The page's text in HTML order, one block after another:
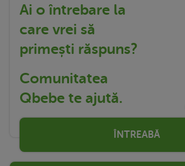
Ai o întrebare la
care vrei să
primești răspuns?
Comunitatea
Qbebe te ajută.
ÎNTREABĂ